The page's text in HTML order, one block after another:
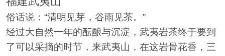
俗话说：“清明见芽，谷雨见茶。”
经过大自然一年的酝酿与沉淀，武夷岩茶终于要到
了可以采摘的时节，来武夷山，在这岩骨花香，三